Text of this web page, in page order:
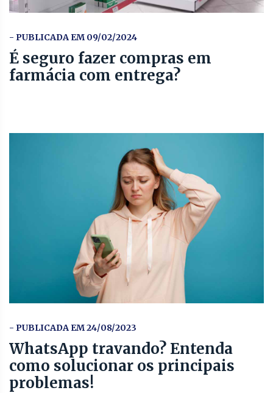
- PUBLICADA EM 09/02/2024
É seguro fazer compras em
farmácia com entrega?
- PUBLICADA EM 24/08/2023
WhatsApp travando? Entenda
como solucionar os principais
problemas!